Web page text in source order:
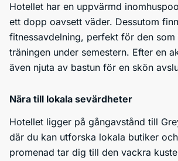
Hotellet har en uppvärmd
ett dopp oavsett väder. Dessutom
fitnessavdelning, perfekt för den som
träningen under semestern. Efter en
även njuta av bastun för en skön
Nära till lokala sevärdheter
Hotellet ligger på gångavstånd till
där du kan utforska lokala butiker
promenad tar dig till den vackra